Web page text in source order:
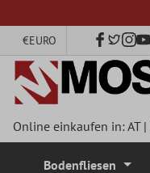
€EURO
Online einkaufen in:AT|
Bodenfliesen